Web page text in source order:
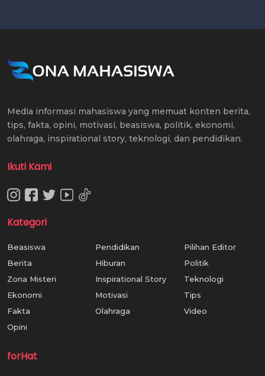
Media informasi mahasiswa yang memuat konten berita,
tips, fakta, opini, motivasi, beasiswa, politik, ekonomi,
olahraga, inspirational story, teknologi, dan pendidikan.
Ikuti Kami
Kategori
Beasiswa
Berita
Zona Misteri
Ekonomi
Fakta
Opini
Pendidikan
Hiburan
Inspirational Story
Motivasi
Olahraga
Pilihan Editor
Politik
Teknologi
Tips
Video
forHat